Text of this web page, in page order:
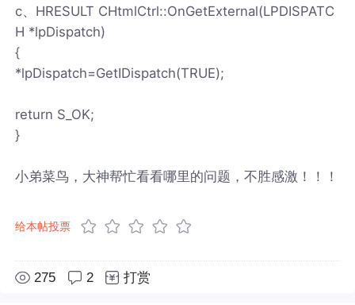
c、HRESULT CHtmlCtrl::OnGetExternal(LPDISPATC
H *lpDispatch)
{
*lpDispatch=GetIDispatch(TRUE);
return S_OK;
}
小弟菜鸟，大神帮忙看看哪里的问题，不胜感激！！！
给本帖投票
275 2 打赏